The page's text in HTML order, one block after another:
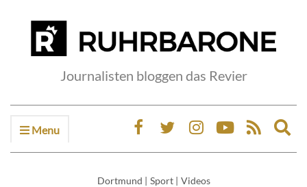
Journalisten bloggen das Revier
Menu
Dortmund | Sport | Videos